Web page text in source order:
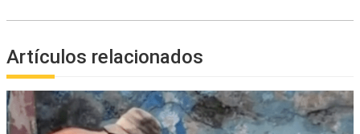
Artículos relacionados